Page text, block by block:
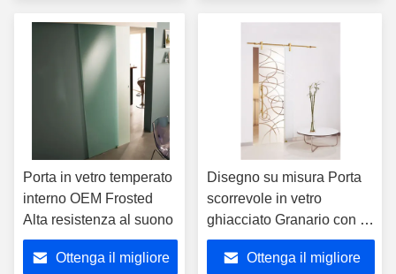
Porta in vetro temperato
interno OEM Frosted
Alta resistenza al suono
Ottenga il migliore
Disegno su misura Porta
scorrevole in vetro
ghiacciato Granario con kit
hardware
Ottenga il migliore